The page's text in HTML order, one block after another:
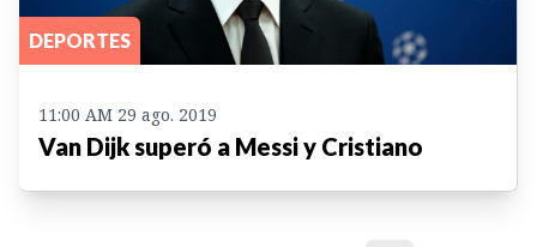
DEPORTES
11:00 AM 29 ago. 2019
Van Dijk superó a Messi y Cristiano